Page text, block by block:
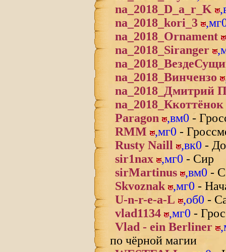
na_2018_D_a_r_K
,
na_2018_kori_3
,
na_2018_Ornament
na_2018_Siranger
,
na_2018_Винчензо
na_2018_Дмитрий
na_2018_Ккоттёнок
Paragon
,вм0 -
RMM
,мг0 -
Rusty Naill
,вк0 -
sir1nax
,мг0 - Сир
sirMartinus
,вм0 -
Skvoznak
,мг0 -
U-n-r-e-a-L
,об0 -
vlad1134
,мг0 -
Vlad - ein Berliner
,
по чёрной магии